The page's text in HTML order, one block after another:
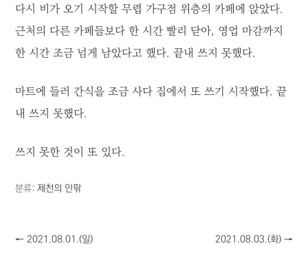
다시 비가 오기 시작할 무렵 가구점 위층의 카페에 앉았다.
근처의 다른 카페들보다 한 시간 빨리 닫아, 영업 마감까지
한 시간 조금 넘게 남았다고 했다. 끝내 쓰지 못했다.
마트에 들러 간식을 조금 사다 집에서 또 쓰기 시작했다. 끝
내 쓰지 못했다.
쓰지 못한 것이 또 있다.
분류:제천의 안팎
←2021.08.01.(일) 2021.08.03.(화)→